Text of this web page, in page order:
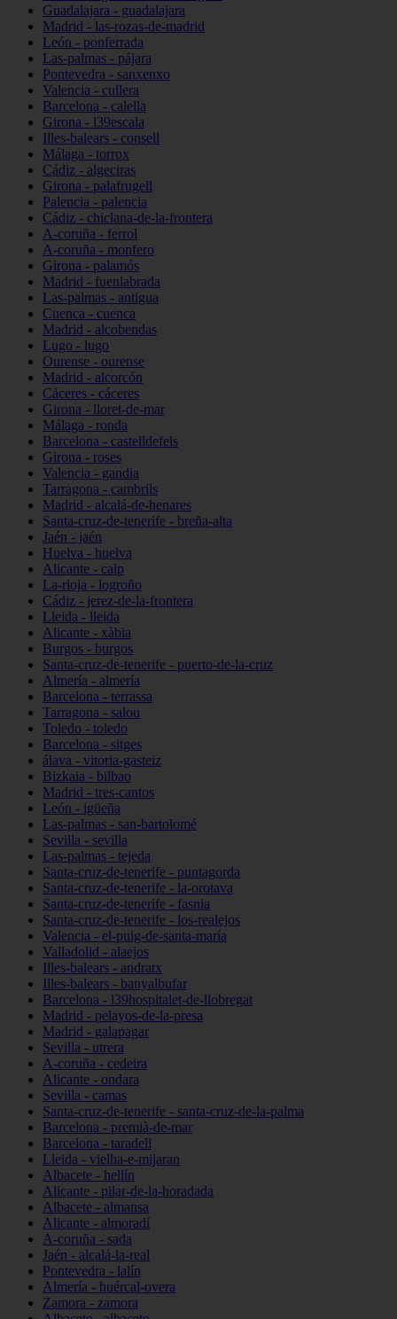
Guadalajara - guadalajara
Madrid - las-rozas-de-madrid
León - ponferrada
Las-palmas - pájara
Pontevedra - sanxenxo
Valencia - cullera
Barcelona - calella
Girona - l39escala
Illes-balears - consell
Málaga - torrox
Cádiz - algeciras
Girona - palafrugell
Palencia - palencia
Cádiz - chiclana-de-la-frontera
A-coruña - ferrol
A-coruña - monfero
Girona - palamós
Madrid - fuenlabrada
Las-palmas - antigua
Cuenca - cuenca
Madrid - alcobendas
Lugo - lugo
Ourense - ourense
Madrid - alcorcón
Cáceres - cáceres
Girona - lloret-de-mar
Málaga - ronda
Barcelona - castelldefels
Girona - roses
Valencia - gandia
Tarragona - cambrils
Madrid - alcalá-de-henares
Santa-cruz-de-tenerife - breña-alta
Jaén - jaén
Huelva - huelva
Alicante - calp
La-rioja - logroño
Cádiz - jerez-de-la-frontera
Lleida - lleida
Alicante - xàbia
Burgos - burgos
Santa-cruz-de-tenerife - puerto-de-la-cruz
Almería - almería
Barcelona - terrassa
Tarragona - salou
Toledo - toledo
Barcelona - sitges
álava - vitoria-gasteiz
Bizkaia - bilbao
Madrid - tres-cantos
León - igüeña
Las-palmas - san-bartolomé
Sevilla - sevilla
Las-palmas - tejeda
Santa-cruz-de-tenerife - puntagorda
Santa-cruz-de-tenerife - la-orotava
Santa-cruz-de-tenerife - fasnia
Santa-cruz-de-tenerife - los-realejos
Valencia - el-puig-de-santa-maría
Valladolid - alaejos
Illes-balears - andratx
Illes-balears - banyalbufar
Barcelona - l39hospitalet-de-llobregat
Madrid - pelayos-de-la-presa
Madrid - galapagar
Sevilla - utrera
A-coruña - cedeira
Alicante - ondara
Sevilla - camas
Santa-cruz-de-tenerife - santa-cruz-de-la-palma
Barcelona - premià-de-mar
Barcelona - taradell
Lleida - vielha-e-mijaran
Albacete - hellín
Alicante - pilar-de-la-horadada
Albacete - almansa
Alicante - almoradí
A-coruña - sada
Jaén - alcalá-la-real
Pontevedra - lalín
Almería - huércal-overa
Zamora - zamora